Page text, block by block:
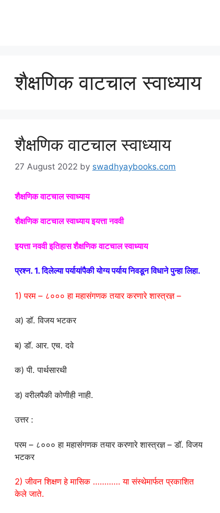
शैक्षणिक वाटचाल स्वाध्याय
शैक्षणिक वाटचाल स्वाध्याय
27 August 2022 by swadhyaybooks.com
शैक्षणिक वाटचाल स्वाध्याय
शैक्षणिक वाटचाल स्वाध्याय इयत्ता नववी
इयत्ता नववी इतिहास शैक्षणिक वाटचाल स्वाध्याय
प्रश्न. 1. दिलेल्या पर्यायांपैकी योग्य पर्याय निवडून विधाने पुन्हा लिहा.
1) परम – ८००० हा महासंगणक तयार करणारे शास्त्रज्ञ –
अ) डॉ. विजय भटकर
ब) डॉ. आर. एच. दवे
क) पी. पार्थसारथी
ड) वरीलपैकी कोणीही नाही.
उत्तर :
परम – ८००० हा महासंगणक तयार करणारे शास्त्रज्ञ – डॉ. विजय
भटकर
2) जीवन शिक्षण हे मासिक ………… या संस्थेमार्फत प्रकाशित
केले जाते.